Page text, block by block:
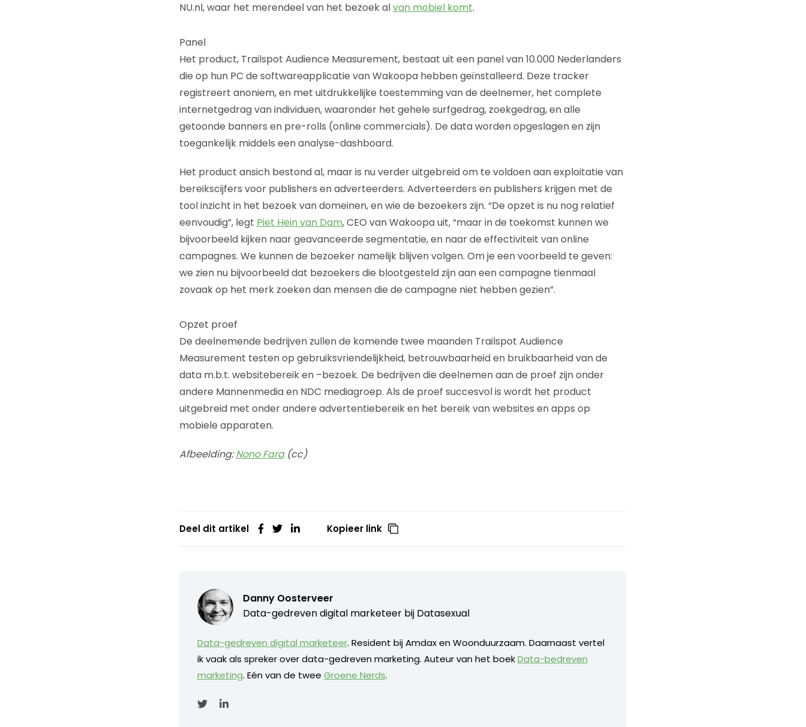
NU.nl, waar het merendeel van het bezoek alvan mobiel komt.
Panel
Het product, Trailspot Audience Measurement, bestaat uit een panel van 10.000 Nederlanders
die op hun PC de softwareapplicatie van Wakoopa hebben geïnstalleerd. Deze tracker
registreert anoniem, en met uitdrukkelijke toestemming van de deelnemer, het complete
internetgedrag van individuen, waaronder het gehele surfgedrag, zoekgedrag, en alle
getoonde banners en pre-rolls (online commercials). De data worden opgeslagen en zijn
toegankelijk middels een analyse-dashboard.
Het product ansich bestond al, maar is nu verder uitgebreid om te voldoen aan exploitatie van
bereikscijfers voor publishers en adverteerders. Adverteerders en publishers krijgen met de
tool inzicht in het bezoek van domeinen, en wie de bezoekers zijn. “De opzet is nu nog relatief
eenvoudig”, legt Piet Hein van Dam, CEO van Wakoopa uit, “maar in de toekomst kunnen we
bijvoorbeeld kijken naar geavanceerde segmentatie, en naar de effectiviteit van online
campagnes. We kunnen de bezoeker namelijk blijven volgen. Om je een voorbeeld te geven:
we zien nu bijvoorbeeld dat bezoekers die blootgesteld zijn aan een campagne tienmaal
zovaak op het merk zoeken dan mensen die de campagne niet hebben gezien”.
Opzet proef
De deelnemende bedrijven zullen de komende twee maanden Trailspot Audience
Measurement testen op gebruiksvriendelijkheid, betrouwbaarheid en bruikbaarheid van de
data m.b.t. websitebereik en –bezoek. De bedrijven die deelnemen aan de proef zijn onder
andere Mannenmedia en NDC mediagroep. Als de proef succesvol is wordt het product
uitgebreid met onder andere advertentiebereik en het bereik van websites en apps op
mobiele apparaten.
Afbeelding:Nono Fara(cc)
Deel dit artikel Kopieer link
Danny Oosterveer
Data-gedreven digital marketeer bij Datasexual
Data-gedreven digital marketeer. Resident bij Amdax en Woonduurzaam. Daarnaast vertel
ik vaak als spreker over data-gedreven marketing. Auteur van het boekData-bedreven
marketing. Eén van de twee Groene Nerds.